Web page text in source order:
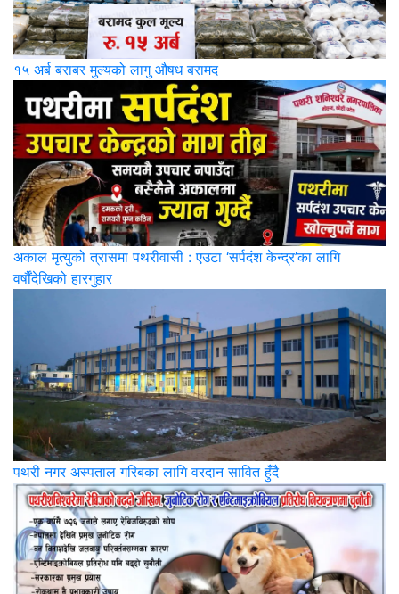
१५ अर्ब बराबर मुल्यको लागु औषध बरामद
अकाल मृत्युको त्रासमा पथरीवासी : एउटा ‘सर्पदंश केन्द्र’का लागि
वर्षौंदेखिको हारगुहार
पथरी नगर अस्पताल गरिबका लागि वरदान सावित हुँदै